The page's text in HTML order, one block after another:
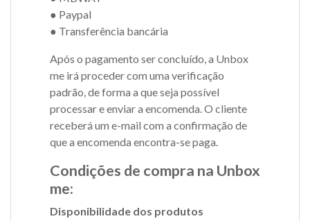
● Paypal
● Transferência bancária
Após o pagamento ser concluído, a Unbox
me irá proceder com uma verificação
padrão, de forma a que seja possível
processar e enviar a encomenda. O cliente
receberá um e-mail com a confirmação de
que a encomenda encontra-se paga.
Condições de compra na Unbox
me:
Disponibilidade dos produtos